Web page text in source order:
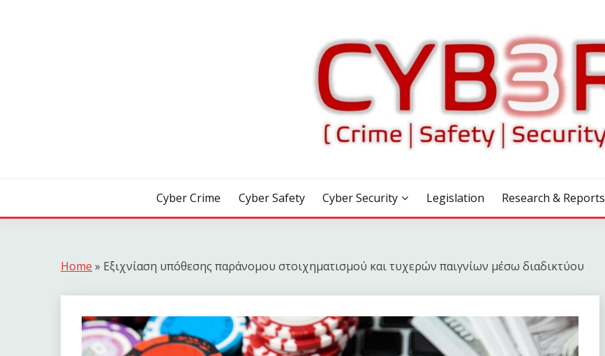
Cyber Crime Cyber Safety Cyber Security Legislation Research & Reports
Home » Εξιχνίαση υπόθεσης παράνομου στοιχηματισμού και τυχερών παιγνίων μέσω διαδικτύου